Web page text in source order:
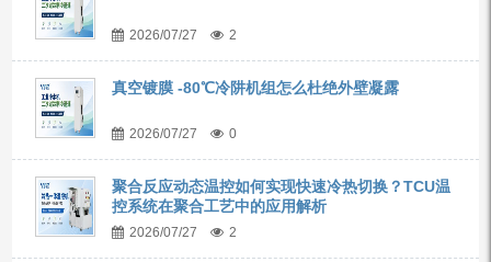
2026/07/27 2
真空镀膜 -80℃冷阱机组怎么杜绝外壁凝露
2026/07/27 0
聚合反应动态温控如何实现快速冷热切换？TCU温
控系统在聚合工艺中的应用解析
2026/07/27 2